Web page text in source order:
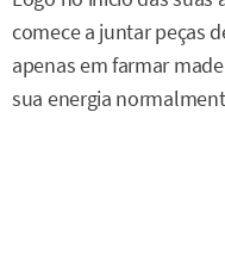
comece a juntar peças
apenas em farmar
sua energia